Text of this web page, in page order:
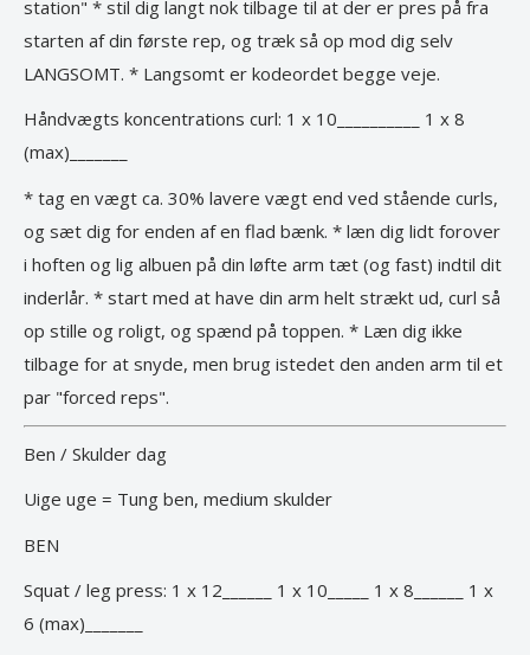
station" * stil dig langt nok tilbage til at der er pres på fra
starten af din første rep, og træk så op mod dig selv
LANGSOMT. * Langsomt er kodeordet begge veje.
Håndvægts koncentrations curl: 1 x 10__________ 1 x 8
(max)_______
* tag en vægt ca. 30% lavere vægt end ved stående curls,
og sæt dig for enden af en flad bænk. * læn dig lidt forover
i hoften og lig albuen på din løfte arm tæt (og fast) indtil dit
inderlår. * start med at have din arm helt strækt ud, curl så
op stille og roligt, og spænd på toppen. * Læn dig ikke
tilbage for at snyde, men brug istedet den anden arm til et
par "forced reps".
Ben / Skulder dag
Uige uge = Tung ben, medium skulder
BEN
Squat / leg press: 1 x 12______ 1 x 10_____ 1 x 8______ 1 x
6 (max)_______